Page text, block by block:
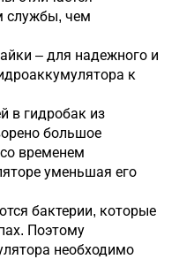
службы, чем
– для надежного и
к
в гидробак из
большое
временем
уменьшая его
бактерии, которые
Поэтому
необходимо